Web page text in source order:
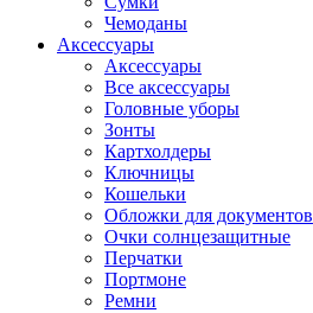
Чемоданы
Аксессуары
Аксессуары
Все аксессуары
Головные уборы
Зонты
Картхолдеры
Ключницы
Кошельки
Обложки для документов
Очки солнцезащитные
Перчатки
Портмоне
Ремни